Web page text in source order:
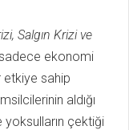
Salgın Krizi ve
sadece ekonomi
etkiye sahip
aldığı
yoksulların çektiği